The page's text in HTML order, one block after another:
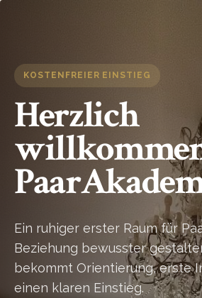
KOSTENFREIER EINSTIEG
Herzlich
Ein ruhiger erster Raum für
Beziehung bewusster
bekommt Orientierung, erste
einen klaren Einstieg.